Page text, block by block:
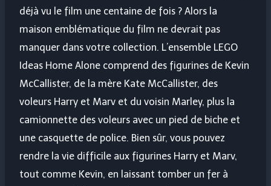
déjà vu le film une centaine de fois ? Alors la
maison emblématique du film ne devrait pas
manquer dans votre collection. L’ensemble LEGO
Ideas Home Alone comprend des figurines de Kevin
McCallister, de la mère Kate McCallister, des
voleurs Harry et Marv et du voisin Marley, plus la
camionnette des voleurs avec un pied de biche et
une casquette de police. Bien sûr, vous pouvez
rendre la vie difficile aux figurines Harry et Marv,
tout comme Kevin, en laissant tomber un fer à